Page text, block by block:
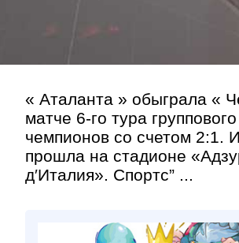
« Аталанта » обыграла «
матче 6-го тура
чемпионов со счетом 2:1.
прошла на стадионе
д′Италия». Спортс” ...